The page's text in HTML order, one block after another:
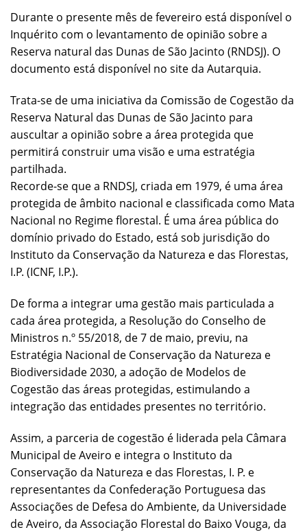
Durante o presente mês de fevereiro está disponível o
Inquérito com o levantamento de opinião sobre a
Reserva natural das Dunas de São Jacinto (RNDSJ). O
documento está disponível no site da Autarquia.
Trata-se de uma iniciativa da Comissão de Cogestão da
Reserva Natural das Dunas de São Jacinto para
auscultar a opinião sobre a área protegida que
permitirá construir uma visão e uma estratégia
partilhada.
Recorde-se que a RNDSJ, criada em 1979, é uma área
protegida de âmbito nacional e classificada como Mata
Nacional no Regime florestal. É uma área pública do
domínio privado do Estado, está sob jurisdição do
Instituto da Conservação da Natureza e das Florestas,
I.P. (ICNF, I.P.).
De forma a integrar uma gestão mais particulada a
cada área protegida, a Resolução do Conselho de
Ministros n.º 55/2018, de 7 de maio, previu, na
Estratégia Nacional de Conservação da Natureza e
Biodiversidade 2030, a adoção de Modelos de
Cogestão das áreas protegidas, estimulando a
integração das entidades presentes no território.
Assim, a parceria de cogestão é liderada pela Câmara
Municipal de Aveiro e integra o Instituto da
Conservação da Natureza e das Florestas, I. P. e
representantes da Confederação Portuguesa das
Associações de Defesa do Ambiente, da Universidade
de Aveiro, da Associação Florestal do Baixo Vouga, da